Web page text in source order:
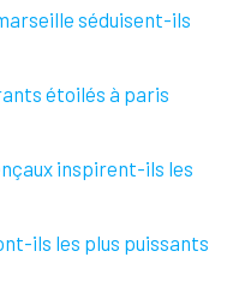
séduisent-ils
étoilés à paris
inspirent-ils les
ils les plus puissants